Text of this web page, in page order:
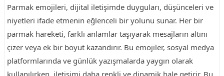
Parmak emojileri, dijital iletişimde duyguları, düşünceleri ve
niyetleri ifade etmenin eğlenceli bir yolunu sunar. Her bir
parmak hareketi, farklı anlamlar taşıyarak mesajların altını
çizer veya ek bir boyut kazandırır. Bu emojiler, sosyal medya
platformlarında ve günlük yazışmalarda yaygın olarak
kullanılırken, iletişimi daha renkli ve dinamik hale getirir. Bu